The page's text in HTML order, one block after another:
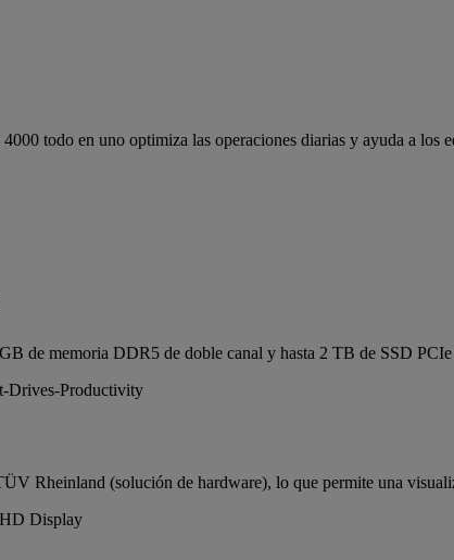
todo en uno optimiza las operaciones diarias y ayuda a los
de memoria DDR5 de doble canal y hasta 2 TB de SSD
Rheinland (solución de hardware), lo que permite una